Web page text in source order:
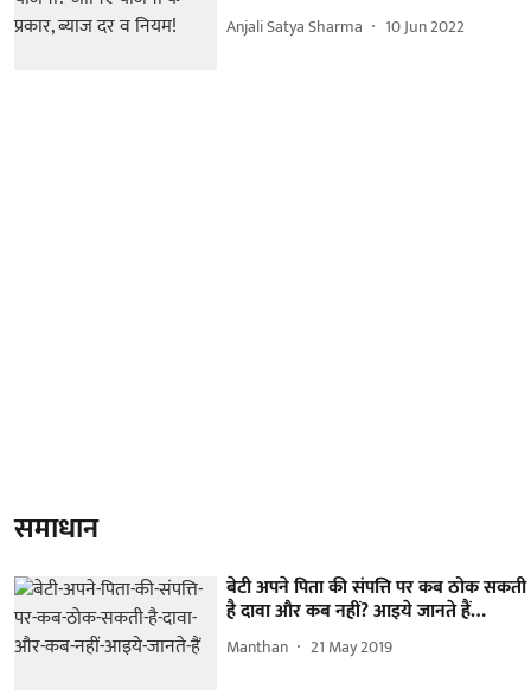
Anjali Satya Sharma 10 Jun 2022
समाधान
बेटी अपने पिता की संपत्ति पर कब ठोक सकती
है दावा और कब नहीं? आइये जानते हैं…
Manthan 21 May 2019